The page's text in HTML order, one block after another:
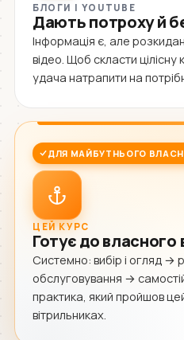
БЛОГИ І YOUTUBE
Дають потроху й
Інформація є, але
відео. Щоб скласти цілісну
удача натрапити на
ДЛЯ МАЙБУТНЬОГО
ЦЕЙ КУРС
Готує до власного
Системно: вибір і огляд →
обслуговування →
практика, який пройшов
вітрильниках.